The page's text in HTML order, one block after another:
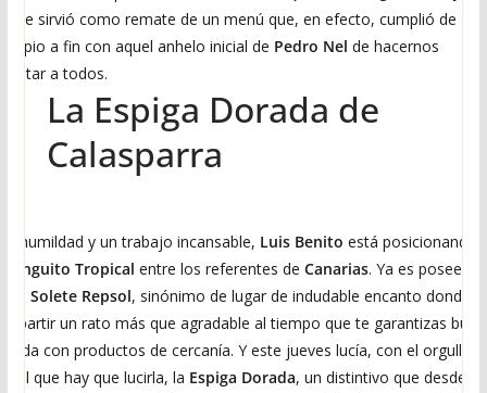
se sirvió como remate de un menú que, en efecto, cumplió de
a fin con aquel anhelo inicial de Pedro Nel de hacernos
a todos.
La Espiga Dorada de
Calasparra
humildad y un trabajo incansable, Luis Benito está posicionando
Tropical entre los referentes de Canarias. Ya es poseedor
Solete Repsol, sinónimo de lugar de indudable encanto donde
un rato más que agradable al tiempo que te garantizas
con productos de cercanía. Y este jueves lucía, con el orgullo
el que hay que lucirla, la Espiga Dorada, un distintivo que desde